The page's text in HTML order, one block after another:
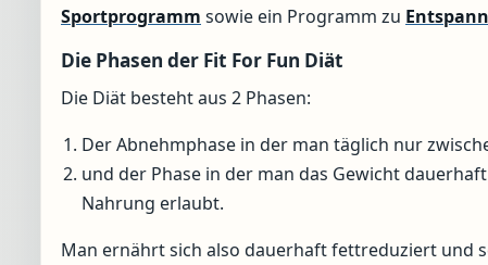
Sportprogramm sowie ein Programm zu
Die Phasen der Fit For Fun Diät
Die Diät besteht aus 2 Phasen:
Der Abnehmphase in der man täglich nur
und der Phase in der man das Gewicht
Nahrung erlaubt.
Man ernährt sich also dauerhaft fettreduziert und